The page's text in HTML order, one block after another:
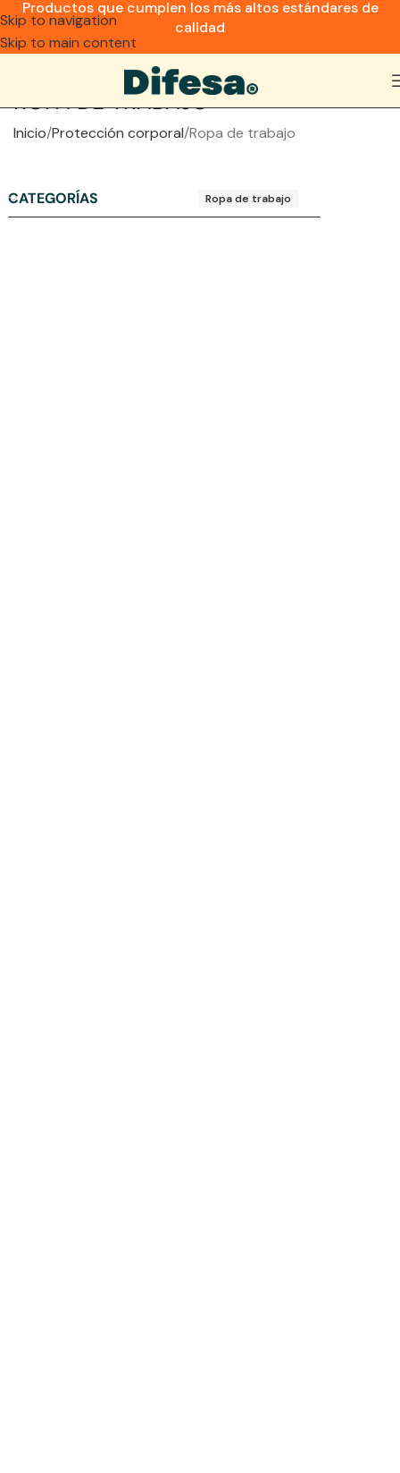
Skip to navigation
Skip to main content
ROPA DE TRABAJO
Inicio Protección corporal Ropa de trabajo
CATEGORÍAS Ropa de trabajo
Productos que cumplen los más altos estándares de
calidad